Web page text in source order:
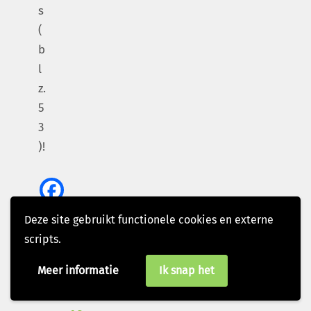
Deze site gebruikt functionele cookies en externe
scripts.
Meer informatie Ik snap het
s
(
b
l
z.
5
3
)!